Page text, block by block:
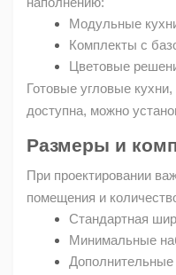
Модульные
Комплекты с
Цветовые
Готовые угловые
доступна, можно
Размеры и
При проектировании
помещения и
Стандартная
Минимальные